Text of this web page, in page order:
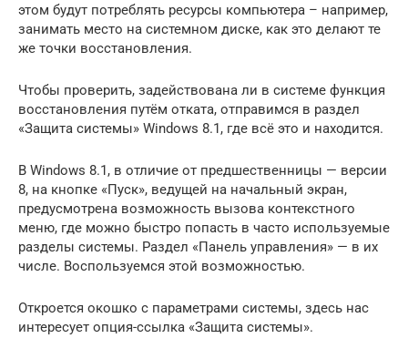
этом будут потреблять ресурсы компьютера – например,
занимать место на системном диске, как это делают те
же точки восстановления.
Чтобы проверить, задействована ли в системе функция
восстановления путём отката, отправимся в раздел
«Защита системы» Windows 8.1, где всё это и находится.
В Windows 8.1, в отличие от предшественницы — версии
8, на кнопке «Пуск», ведущей на начальный экран,
предусмотрена возможность вызова контекстного
меню, где можно быстро попасть в часто используемые
разделы системы. Раздел «Панель управления» — в их
числе. Воспользуемся этой возможностью.
Откроется окошко с параметрами системы, здесь нас
интересует опция-ссылка «Защита системы».